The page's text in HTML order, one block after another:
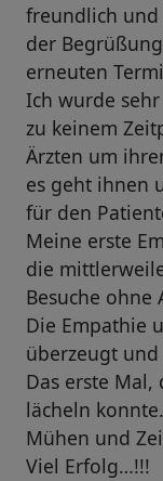
freundlich
der
erneuten
Ich wurde
zu keinem
Ärzten um
es geht ihnen
für den
Meine erste
die
Besuche ohne
Die Empathie
überzeugt
Das erste Mal,
lächeln
Mühen und
Viel Erfolg…!!!